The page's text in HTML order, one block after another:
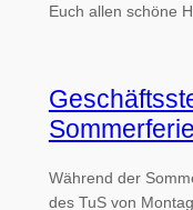
Euch allen schöne
Während der
des TuS von